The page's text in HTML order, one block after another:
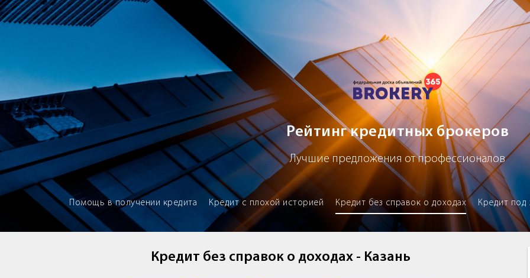
Brokery365 - Рейтинг кредитных брокеров
Рейтинг кредитных брокеров
Лучшие предложения от профессионалов
Помощь в получении кредита Кредит с плохой историей Кредит без справок о доходах Кредит под
Кредит без справок о доходах - Казань